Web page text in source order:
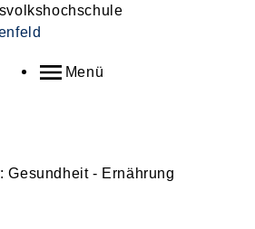
Menü
Gesundheit - Ernährung